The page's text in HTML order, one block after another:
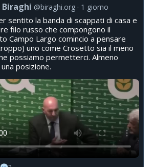
@biraghi.org 1 giorno
sentito la banda di scappati di casa e
filo russo che compongono il
Campo Largo comincio a pensare
uno come Crosetto sia il meno
possiamo permetterci. Almeno
posizione.